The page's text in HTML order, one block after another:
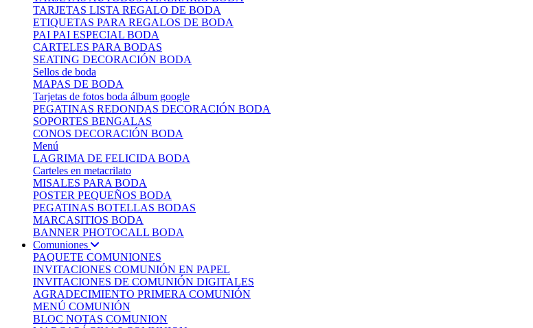
TARJETAS LISTA REGALO DE BODA
ETIQUETAS PARA REGALOS DE BODA
PAI PAI ESPECIAL BODA
CARTELES PARA BODAS
SEATING DECORACIÓN BODA
Sellos de boda
MAPAS DE BODA
Tarjetas de fotos boda álbum google
PEGATINAS REDONDAS DECORACIÓN BODA
SOPORTES BENGALAS
CONOS DECORACIÓN BODA
Menú
LAGRIMA DE FELICIDA BODA
Carteles en metacrilato
MISALES PARA BODA
POSTER PEQUEÑOS BODA
PEGATINAS BOTELLAS BODAS
MARCASITIOS BODA
BANNER PHOTOCALL BODA
Comuniones
PAQUETE COMUNIONES
INVITACIONES COMUNIÓN EN PAPEL
INVITACIONES DE COMUNIÓN DIGITALES
AGRADECIMIENTO PRIMERA COMUNIÓN
MENÚ COMUNIÓN
BLOC NOTAS COMUNION